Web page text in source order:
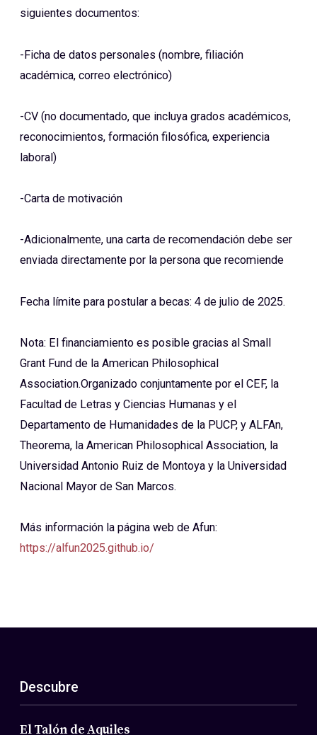
siguientes documentos:
-Ficha de datos personales (nombre, filiación
académica, correo electrónico)
-CV (no documentado, que incluya grados académicos,
reconocimientos, formación filosófica, experiencia
laboral)
-Carta de motivación
-Adicionalmente, una carta de recomendación debe ser
enviada directamente por la persona que recomiende
Fecha límite para postular a becas: 4 de julio de 2025.
Nota: El financiamiento es posible gracias al Small
Grant Fund de la American Philosophical
Association.Organizado conjuntamente por el CEF, la
Facultad de Letras y Ciencias Humanas y el
Departamento de Humanidades de la PUCP, y ALFAn,
Theorema, la American Philosophical Association, la
Universidad Antonio Ruiz de Montoya y la Universidad
Nacional Mayor de San Marcos.
Más información la página web de Afun:
https://alfun2025.github.io/
Descubre
El Talón de Aquiles